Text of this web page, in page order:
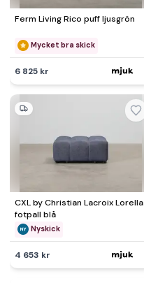
Ferm Living Rico puff ljusgrön
Mycket bra skick
6 825 kr
CXL by Christian Lacroix Lorella
fotpall blå
Nyskick
4 653 kr